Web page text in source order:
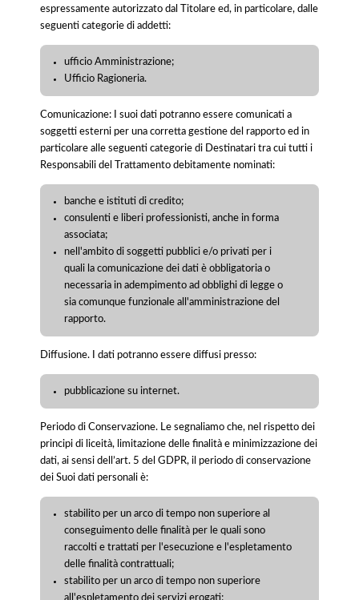
espressamente autorizzato dal Titolare ed, in particolare, dalle
seguenti categorie di addetti:
ufficio Amministrazione;
Ufficio Ragioneria.
Comunicazione: I suoi dati potranno essere comunicati a
soggetti esterni per una corretta gestione del rapporto ed in
particolare alle seguenti categorie di Destinatari tra cui tutti i
Responsabili del Trattamento debitamente nominati:
banche e istituti di credito;
consulenti e liberi professionisti, anche in forma
associata;
nell'ambito di soggetti pubblici e/o privati per i
quali la comunicazione dei dati è obbligatoria o
necessaria in adempimento ad obblighi di legge o
sia comunque funzionale all'amministrazione del
rapporto.
Diffusione. I dati potranno essere diffusi presso:
pubblicazione su internet.
Periodo di Conservazione. Le segnaliamo che, nel rispetto dei
principi di liceità, limitazione delle finalità e minimizzazione dei
dati, ai sensi dell’art. 5 del GDPR, il periodo di conservazione
dei Suoi dati personali è:
stabilito per un arco di tempo non superiore al
conseguimento delle finalità per le quali sono
raccolti e trattati per l'esecuzione e l'espletamento
delle finalità contrattuali;
stabilito per un arco di tempo non superiore
all'espletamento dei servizi erogati;